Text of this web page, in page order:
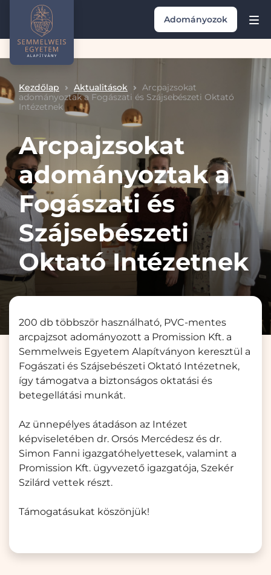
Adományozok
Kezdőlap Aktualitások
Arcpajzsokat
adományoztak a Fogászati és Szájsebészeti Oktató
Intézetnek
Arcpajzsokat
adományoztak a
Fogászati és
Szájsebészeti
Oktató Intézetnek
200 db többször használható, PVC-mentes
arcpajzsot adományozott a Promission Kft. a
Semmelweis Egyetem Alapítványon keresztül a
Fogászati és Szájsebészeti Oktató Intézetnek,
így támogatva a biztonságos oktatási és
betegellátási munkát.
Az ünnepélyes átadáson az Intézet
képviseletében dr. Orsós Mercédesz és dr.
Simon Fanni igazgatóhelyettesek, valamint a
Promission Kft. ügyvezető igazgatója, Szekér
Szilárd vettek részt.
Támogatásukat köszönjük!